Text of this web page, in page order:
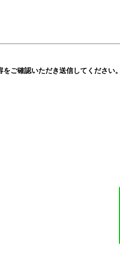
をご確認いただき送信してください。